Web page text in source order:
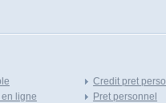
ligne
Credit pret
Pret personnel